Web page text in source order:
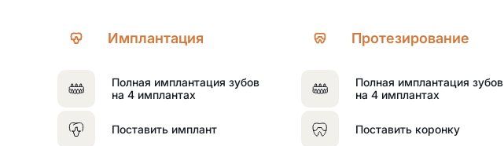
Имплантация
Полная имплантация зубов
на 4 имплантах
Поставить имплант
Протезирование
Полная имплантация зубов
на 4 имплантах
Поставить коронку